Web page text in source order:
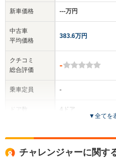
新車価格
中古車
平均価格
クチコミ
総合評価
乗車定員
ドア数
‐‐‐万円
383.6万円
-
-
4ドア
全高
▼全てを
チャレンジャーに関す